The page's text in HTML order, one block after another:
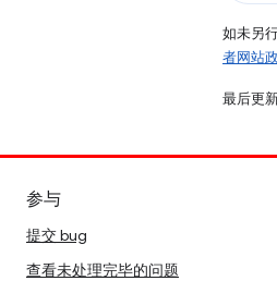
如未另
者网站
最后更
参与
提交 bug
查看未处理完毕的问题